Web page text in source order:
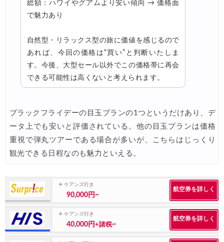
JTB) 海外ツアータイムセール
サプライス) 海外航空券 3,000円OFFクーポン
Expedia) ホテル 10%OFFクーポン
サプライス) 海外航空券 3,000円OFFクーポン
04/02 楽天トラベル) ホテル＋10％キャンペーン
04/01 エアトリ) 海外航空券+ホテル 最大30,000円OFFクーポン
04/01 JTB) JAL便(航空券+ホテル) 最大20,000円OFFクーポン
04/01 JTB) 大韓航空便(航空券+ホテル) 最大20,000円OFFクーポン
04/01 JTB) チャイナエアライン便(航空券+ホテル) 最大20,000円OFFクー
JTB) エバー航空便(航空券+ホテル) 最大20,000円OFFクー
総額：ハワイやグアムより安い傾向 → 価格面
で魅力あり
自然型・リラックス型の旅に価値を感じるので
あれば、今回の価格は“買い”と判断いたしま
す。今後、大型セール以外でこの価格帯に再会
できる可能性は高くないと考えられます。
ブラックフライデーの目玉プランの1つというだけあり、デ
ータ上でも安いと評価されている。他の目玉プランは価格
重視で弾丸ツアーである場合が多いが、こちらはじっくり
観光できる日程なのも魅力といえる。
✈ ケアンズ行き
90,000円~
航空券を詳しく
✈ ケアンズ行き
40,000円+諸税~
航空券を詳しく